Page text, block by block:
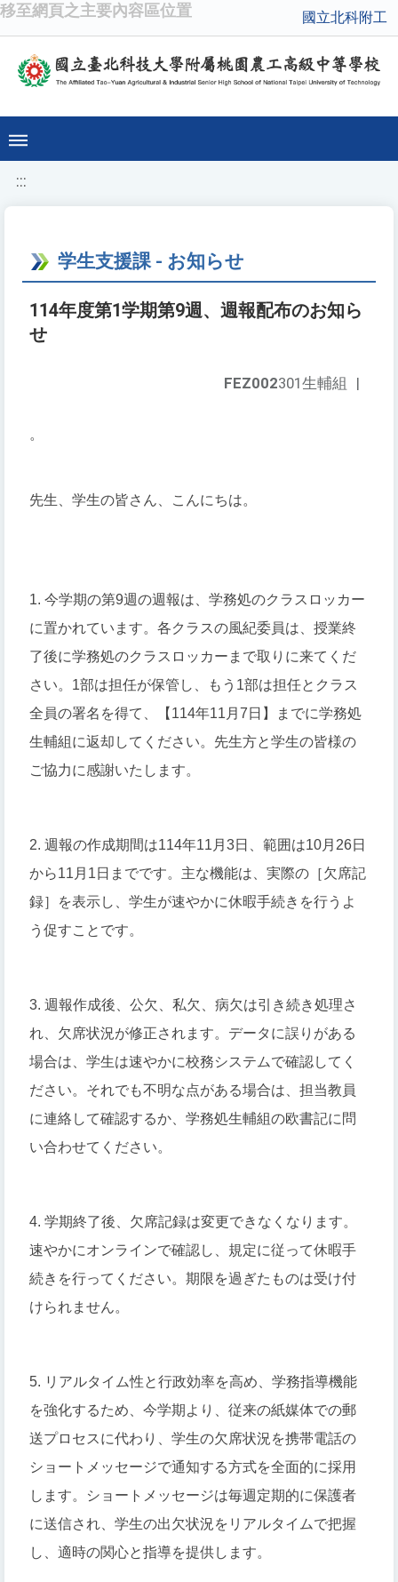
移至網頁之主要內容區位置 國立北科附工
:::
学生支援課 - お知らせ
114年度第1学期第9週、週報配布のお知ら
せ
FEZ002301生輔組 |
。
先生、学生の皆さん、こんにちは。
1. 今学期の第9週の週報は、学務処のクラスロッカー
に置かれています。各クラスの風紀委員は、授業終
了後に学務処のクラスロッカーまで取りに来てくだ
さい。1部は担任が保管し、もう1部は担任とクラス
全員の署名を得て、【114年11月7日】までに学務処
生輔組に返却してください。先生方と学生の皆様の
ご協力に感謝いたします。
2. 週報の作成期間は114年11月3日、範囲は10月26日
から11月1日までです。主な機能は、実際の［欠席記
録］を表示し、学生が速やかに休暇手続きを行うよ
う促すことです。
3. 週報作成後、公欠、私欠、病欠は引き続き処理さ
れ、欠席状況が修正されます。データに誤りがある
場合は、学生は速やかに校務システムで確認してく
ださい。それでも不明な点がある場合は、担当教員
に連絡して確認するか、学務処生輔組の欧書記に問
い合わせてください。
4. 学期終了後、欠席記録は変更できなくなります。
速やかにオンラインで確認し、規定に従って休暇手
続きを行ってください。期限を過ぎたものは受け付
けられません。
5. リアルタイム性と行政効率を高め、学務指導機能
を強化するため、今学期より、従来の紙媒体での郵
送プロセスに代わり、学生の欠席状況を携帯電話の
ショートメッセージで通知する方式を全面的に採用
します。ショートメッセージは毎週定期的に保護者
に送信され、学生の出欠状況をリアルタイムで把握
し、適時の関心と指導を提供します。